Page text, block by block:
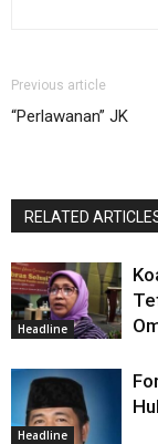
Previous article
“Perlawanan” JK
RELATED
Headline
Headline